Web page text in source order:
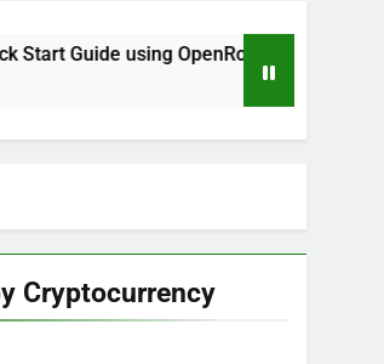
OpenRouter Free Models & Telegram
Cryptocurrency